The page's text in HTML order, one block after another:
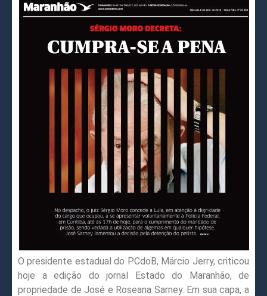
O presidente estadual do PCdoB, Márcio Jerry, criticou
hoje a edição do jornal Estado do Maranhão, de
propriedade de José e Roseana Sarney. Em sua capa, a